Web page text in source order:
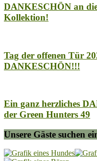
DANKESCHÖN an
Kollektion!
Tag der offenen Tür
DANKESCHÖN!!!
Ein ganz herzliches
der Green Hunters 49
Unsere Gäste suchen